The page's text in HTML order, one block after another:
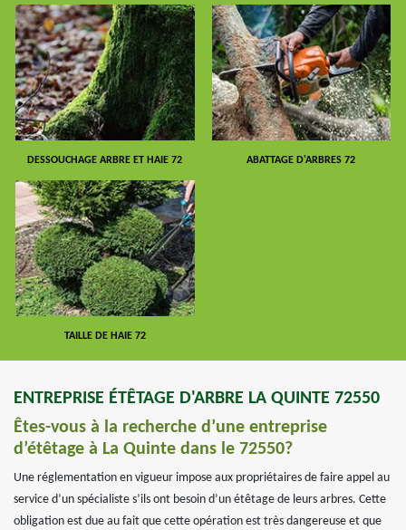
DESSOUCHAGE ARBRE ET HAIE 72 ABATTAGE D'ARBRES 72
TAILLE DE HAIE 72
ENTREPRISE ÉTÊTAGE D'ARBRE LA QUINTE 72550
Êtes-vous à la recherche d’une entreprise
d’étêtage à La Quinte dans le 72550?
Une réglementation en vigueur impose aux propriétaires de faire appel au
service d’un spécialiste s’ils ont besoin d’un étêtage de leurs arbres. Cette
obligation est due au fait que cette opération est très dangereuse et que